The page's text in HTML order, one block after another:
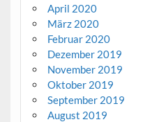
April 2020
März 2020
Februar 2020
Dezember 2019
November 2019
Oktober 2019
September 2019
August 2019